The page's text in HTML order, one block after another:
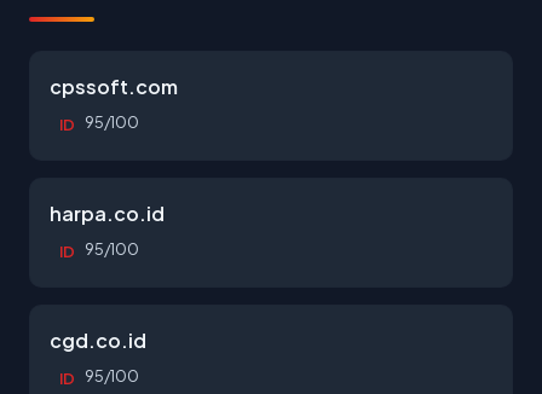
cpssoft.com
ID 95/100
harpa.co.id
ID 95/100
cgd.co.id
ID 95/100